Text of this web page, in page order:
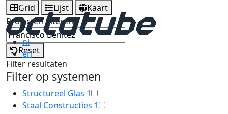
nl
en
Grid Lijst
Kaart
Projecten filteren
Reset
Filter resultaten
Filter op systemen
Structureel Glas 1
Staal Constructies 1